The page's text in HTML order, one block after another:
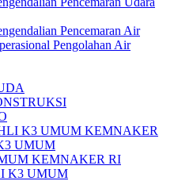
Pencemaran Air
Pengolahan Air
K3 UMUM KEMNAKER
UMUM
KEMNAKER RI
K3 UMUM